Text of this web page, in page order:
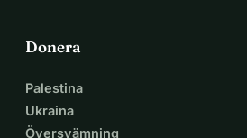
Donera
Palestina
Ukraina
Översvämning